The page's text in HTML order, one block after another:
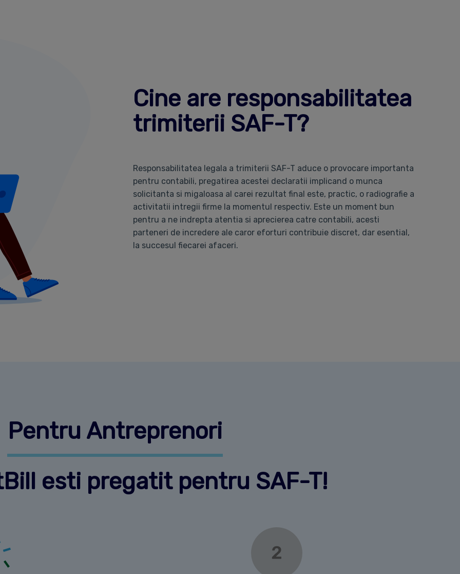
Cine are responsabilitatea
trimiterii SAF-T?
Responsabilitatea legala a trimiterii SAF-T aduce o provocare importanta
pentru contabili, pregatirea acestei declaratii implicand o munca
solicitanta si migaloasa al carei rezultat final este, practic, o radiografie a
activitatii intregii firme la momentul respectiv. Este un moment bun
pentru a ne indrepta atentia si aprecierea catre contabili, acesti
parteneri de incredere ale caror eforturi contribuie discret, dar esential,
la succesul fiecarei afaceri.
Pentru Antreprenori
esti pregatit pentru SAF-T!